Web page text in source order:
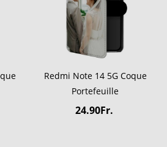
Redmi Note 14 5G Coque
Portefeuille
24.90Fr.